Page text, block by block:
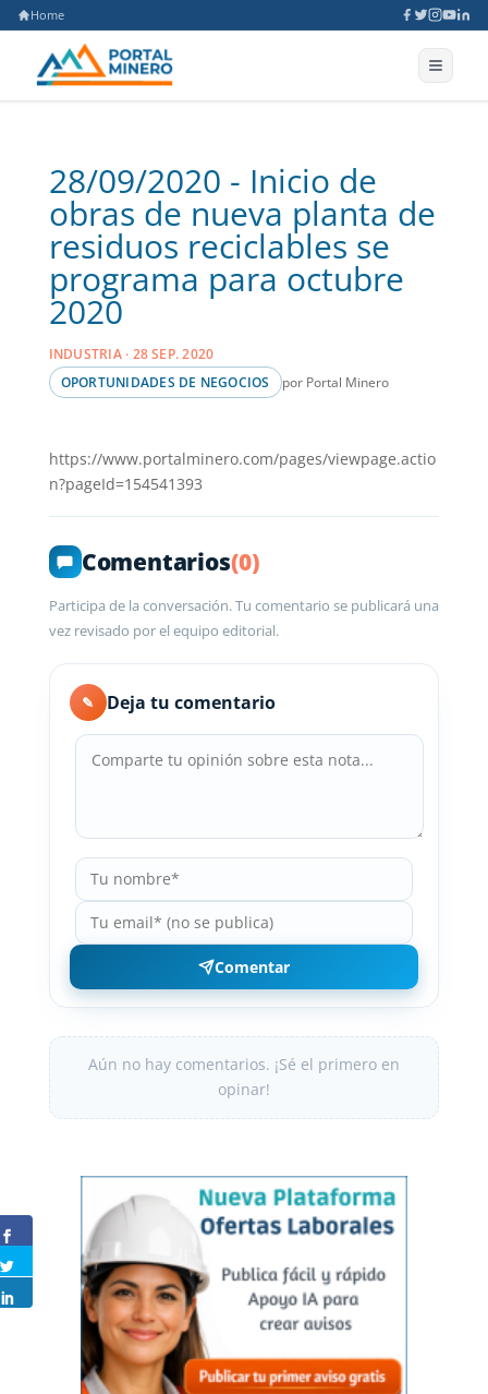
Home
28/09/2020 - Inicio de
obras de nueva planta de
residuos reciclables se
programa para octubre
2020
INDUSTRIA · 28 SEP. 2020
OPORTUNIDADES DE NEGOCIOS
por Portal Minero
https://www.portalminero.com/pages/viewpage.actio
n?pageId=154541393
Comentarios(0)
Participa de la conversación. Tu comentario se publicará una
vez revisado por el equipo editorial.
✎ Deja tu comentario
Comentar
Aún no hay comentarios. ¡Sé el primero en
opinar!